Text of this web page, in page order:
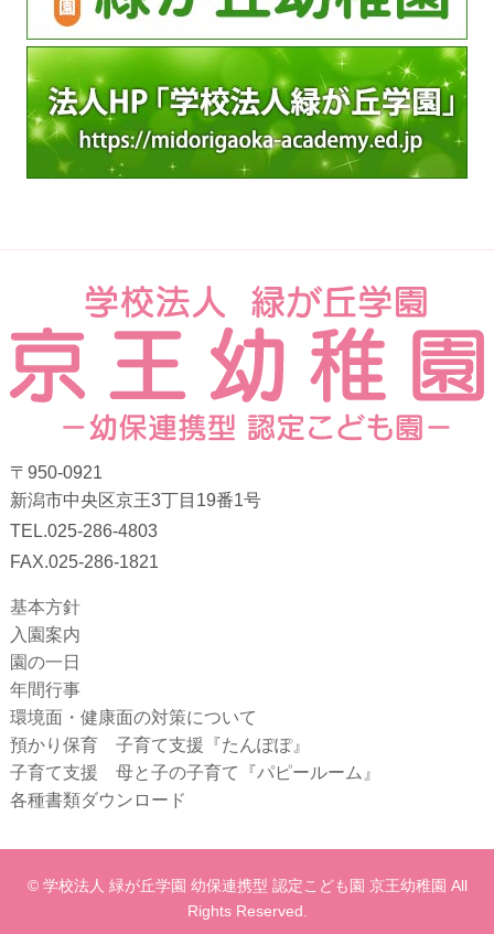
〒950-0921
新潟市中央区京王3丁目19番1号
TEL.025-286-4803
FAX.025-286-1821
基本方針
入園案内
園の一日
年間行事
環境面・健康面の対策について
預かり保育 子育て支援『たんぽぽ』
子育て支援 母と子の子育て『パピールーム』
各種書類ダウンロード
© 学校法人 緑が丘学園 幼保連携型 認定こども園 京王幼稚園 All
Rights Reserved.